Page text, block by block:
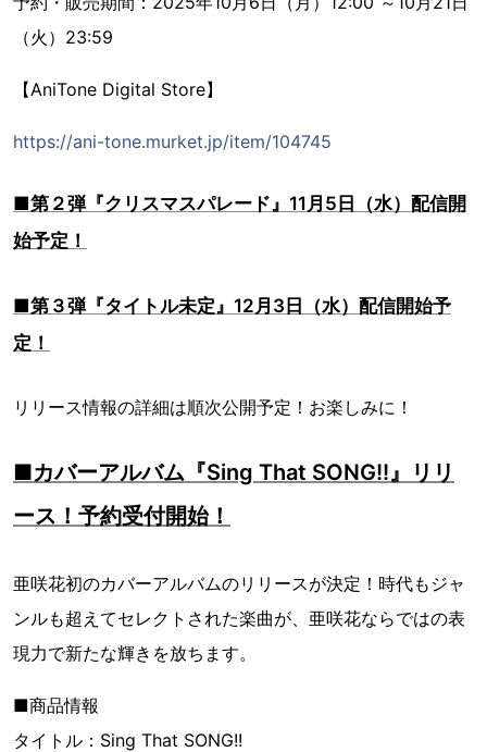
（火）23:59
【AniTone Digital Store】
https://ani-tone.murket.jp/item/104745
■第２弾『クリスマスパレード』11月5日（水）配信開
始予定！
■第３弾『タイトル未定』12月3日（水）配信開始予
定！
リリース情報の詳細は順次公開予定！お楽しみに！
■カバーアルバム『Sing That SONG!!』リリ
ース！予約受付開始！
亜咲花初のカバーアルバムのリリースが決定！時代もジャ
ンルも超えてセレクトされた楽曲が、亜咲花ならではの表
現力で新たな輝きを放ちます。
■商品情報
タイトル：Sing That SONG!!